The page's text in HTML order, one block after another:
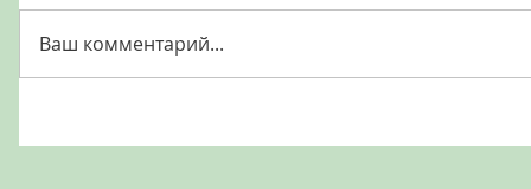
Ваш комментарий...